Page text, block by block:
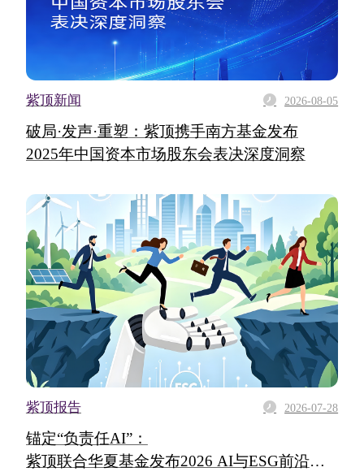
紫顶新闻 2026-08-05
破局·发声·重塑：紫顶携手南方基金发布
2025年中国资本市场股东会表决深度洞察
紫顶报告 2026-07-28
锚定“负责任AI”：
紫顶联合华夏基金发布2026 AI与ESG前沿洞